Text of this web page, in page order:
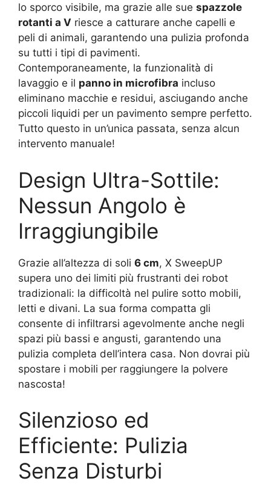
lo sporco visibile, ma grazie alle sue spazzole
rotanti a V riesce a catturare anche capelli e
peli di animali, garantendo una pulizia profonda
su tutti i tipi di pavimenti.
Contemporaneamente, la funzionalità di
lavaggio e il panno in microfibra incluso
eliminano macchie e residui, asciugando anche
piccoli liquidi per un pavimento sempre perfetto.
Tutto questo in un’unica passata, senza alcun
intervento manuale!
Design Ultra-Sottile:
Nessun Angolo è
Irraggiungibile
Grazie all’altezza di soli 6 cm, X SweepUP
supera uno dei limiti più frustranti dei robot
tradizionali: la difficoltà nel pulire sotto mobili,
letti e divani. La sua forma compatta gli
consente di infiltrarsi agevolmente anche negli
spazi più bassi e angusti, garantendo una
pulizia completa dell’intera casa. Non dovrai più
spostare i mobili per raggiungere la polvere
nascosta!
Silenzioso ed
Efficiente: Pulizia
Senza Disturbi